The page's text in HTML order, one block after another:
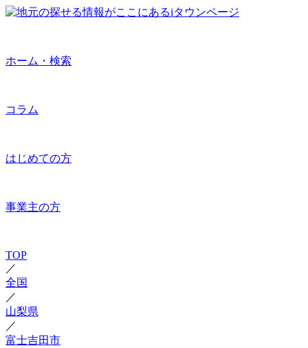
ホーム・検索
コラム
はじめての方
事業主の方
TOP
／
全国
／
山梨県
／
富士吉田市